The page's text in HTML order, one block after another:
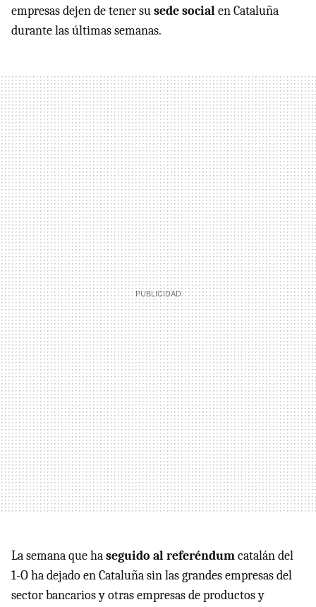
empresas dejen de tener susede socialen Cataluña
durante las últimas semanas.
La semana que haseguido al referéndumcatalán del
1-O ha dejado en Cataluña sin las grandes empresas del
sector bancarios y otras empresas de productos y